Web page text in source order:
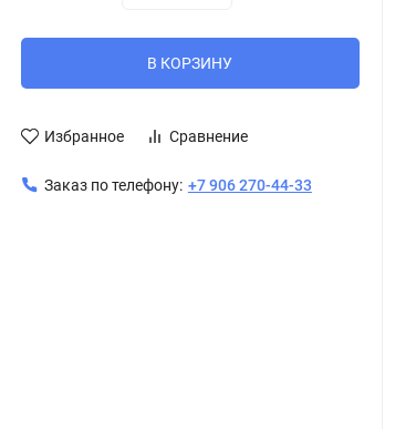
В КОРЗИНУ
Избранное Сравнение
Заказ по телефону: +7 906 270-44-33